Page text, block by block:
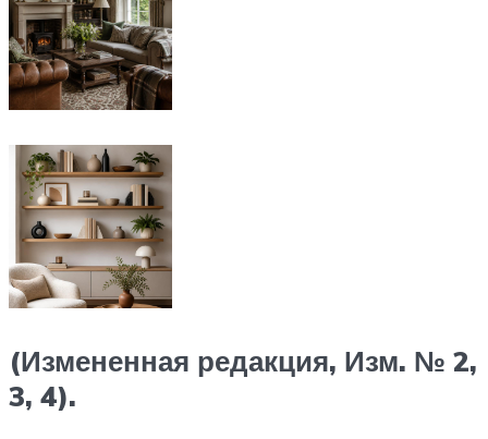
(Измененная редакция, Изм. № 2,
3, 4).